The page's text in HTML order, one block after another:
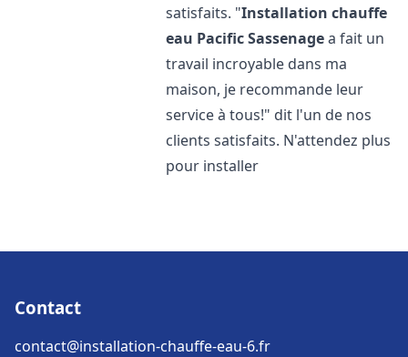
satisfaits. "Installation chauffe
eau PacificSassenagea fait un
travail incroyable dans ma
maison, je recommande leur
service à tous!" dit l'un de nos
clients satisfaits. N'attendez plus
pour installer
Contact
contact@installation-chauffe-eau-6.fr